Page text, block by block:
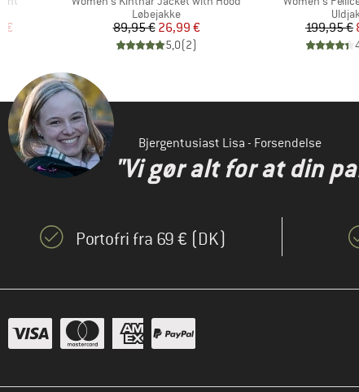
€
Produktgruppe
Løbejakke
Pris
89,95 €Nedsat pris
26,99 €
5,0(2)
199,95 €
Bjergentusiast Lisa - Forsendelse
"Vi gør alt for at din
Portofri fra 69 € (DK)